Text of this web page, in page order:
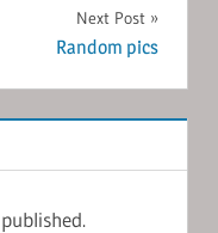
Next Post
Random pics